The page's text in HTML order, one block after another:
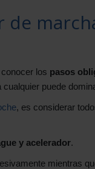
de
los pasos
puede
, es considerar
y acelerador.
mientras